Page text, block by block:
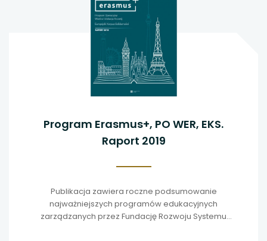
Program Erasmus+, PO WER, EKS.
Raport 2019
Publikacja zawiera roczne podsumowanie
najważniejszych programów edukacyjnych
zarządzanych przez Fundację Rozwoju Systemu